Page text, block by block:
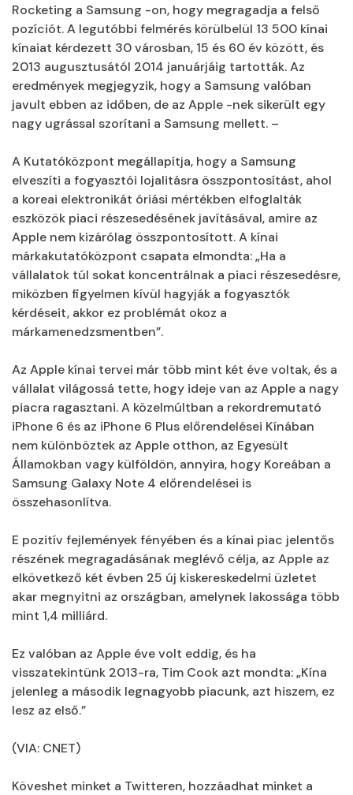
Rocketing a Samsung -on, hogy megragadja a felső
pozíciót. A legutóbbi felmérés körülbelül 13 500 kínai
kínaiat kérdezett 30 városban, 15 és 60 év között, és
2013 augusztusától 2014 januárjáig tartották. Az
eredmények megjegyzik, hogy a Samsung valóban
javult ebben az időben, de az Apple -nek sikerült egy
nagy ugrással szorítani a Samsung mellett. –
A Kutatóközpont megállapítja, hogy a Samsung
elveszíti a fogyasztói lojalitásra összpontosítást, ahol
a koreai elektronikát óriási mértékben elfoglalták
eszközök piaci részesedésének javításával, amire az
Apple nem kizárólag összpontosított. A kínai
márkakutatóközpont csapata elmondta: „Ha a
vállalatok túl sokat koncentrálnak a piaci részesedésre,
miközben figyelmen kívül hagyják a fogyasztók
kérdéseit, akkor ez problémát okoz a
márkamenedzsmentben”.
Az Apple kínai tervei már több mint két éve voltak, és a
vállalat világossá tette, hogy ideje van az Apple a nagy
piacra ragasztani. A közelmúltban a rekordremutató
iPhone 6 és az iPhone 6 Plus előrendelései Kínában
nem különböztek az Apple otthon, az Egyesült
Államokban vagy külföldön, annyira, hogy Koreában a
Samsung Galaxy Note 4 előrendelései is
összehasonlítva.
E pozitív fejlemények fényében és a kínai piac jelentős
részének megragadásának meglévő célja, az Apple az
elkövetkező két évben 25 új kiskereskedelmi üzletet
akar megnyitni az országban, amelynek lakossága több
mint 1,4 milliárd.
Ez valóban az Apple éve volt eddig, és ha
visszatekintünk 2013-ra, Tim Cook azt mondta: „Kína
jelenleg a második legnagyobb piacunk, azt hiszem, ez
lesz az első.”
(VIA: CNET)
Köveshet minket a Twitteren, hozzáadhat minket a